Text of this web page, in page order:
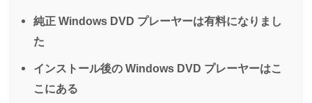
純正 Windows DVD プレーヤーは有料になりまし
た
インストール後の Windows DVD プレーヤーはこ
こにある